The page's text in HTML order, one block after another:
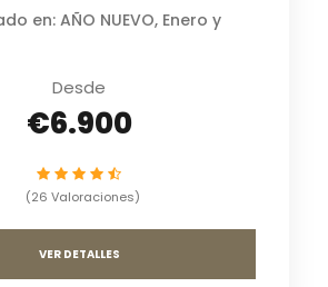
en: AÑO NUEVO, Enero y
Desde
€6.900
(26 Valoraciones)
VER DETALLES